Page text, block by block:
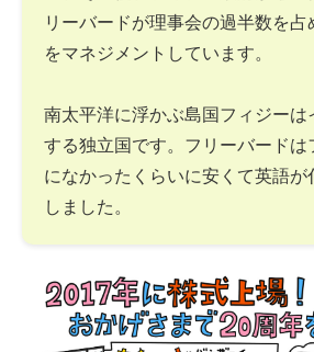
リーバードが理事会の過半数を占
をマネジメントしています。
南太平洋に浮かぶ島国フィジーは
する独立国です。フリーバードは
になかったくらいに安くて英語が
しました。